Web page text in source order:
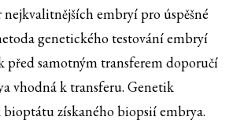
nejkvalitnějších embryí pro úspěšné
genetického testování embryí
před samotným transferem doporučí
vhodná k transferu. Genetik
bioptátu získaného biopsií embrya.